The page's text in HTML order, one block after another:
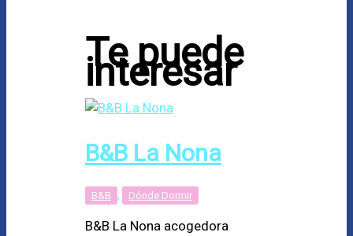
Te puede
interesar
B&B La Nona
B&B Dónde Dormir
B&B La Nona acogedora